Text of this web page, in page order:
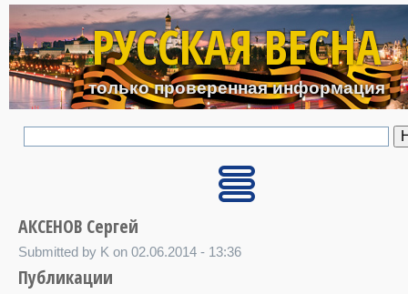
Перейти к основному
РУССКАЯ ВЕСНА
только проверенная информация
АКСЕНОВ Сергей
Submitted by K on 02.06.2014 - 13:36
Публикации